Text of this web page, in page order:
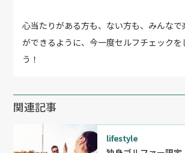
心当たりがある方も、ない方も、みんなで
ができるように、今一度セルフチェックを
う！
関連記事
lifestyle